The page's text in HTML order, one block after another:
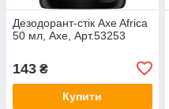
Дезодорант-стік Axe Africa
50 мл, Axe, Арт.53253
143 ₴
Купити